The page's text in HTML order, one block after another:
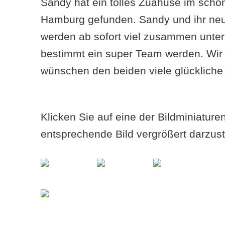
Hamburg gefunden. Sandy und ihr
werden ab sofort viel zusammen
bestimmt ein super Team werden.
wünschen den beiden viele
Klicken Sie auf eine der
entsprechende Bild vergrößert